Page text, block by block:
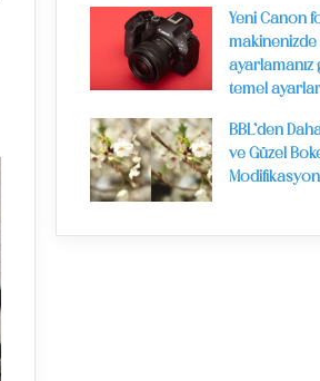
Yeni Canon
makinenizde
ayarlamanız
temel ayarlar
BBL’den
ve Güzel